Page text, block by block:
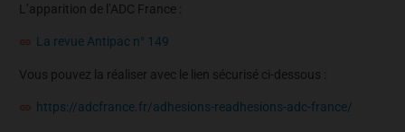
L’apparition de l’ADC France :
La revue Antipac n° 149
Vous pouvez la réaliser avec le lien sécurisé ci-dessous :
https://adcfrance.fr/adhesions-readhesions-adc-france/